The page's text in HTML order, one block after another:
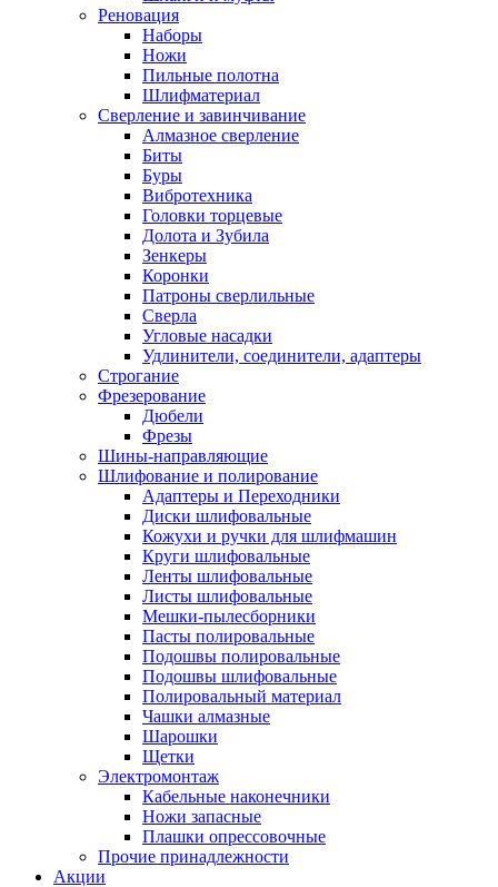
Реновация
Наборы
Ножи
Пильные полотна
Шлифматериал
Сверление и завинчивание
Алмазное сверление
Биты
Буры
Вибротехника
Головки торцевые
Долота и Зубила
Зенкеры
Коронки
Патроны сверлильные
Сверла
Угловые насадки
Удлинители, соединители, адаптеры
Строгание
Фрезерование
Дюбели
Фрезы
Шины-направляющие
Шлифование и полирование
Адаптеры и Переходники
Диски шлифовальные
Кожухи и ручки для шлифмашин
Круги шлифовальные
Ленты шлифовальные
Листы шлифовальные
Мешки-пылесборники
Пасты полировальные
Подошвы полировальные
Подошвы шлифовальные
Полировальный материал
Чашки алмазные
Шарошки
Щетки
Электромонтаж
Кабельные наконечники
Ножи запасные
Плашки опрессовочные
Прочие принадлежности
Акции